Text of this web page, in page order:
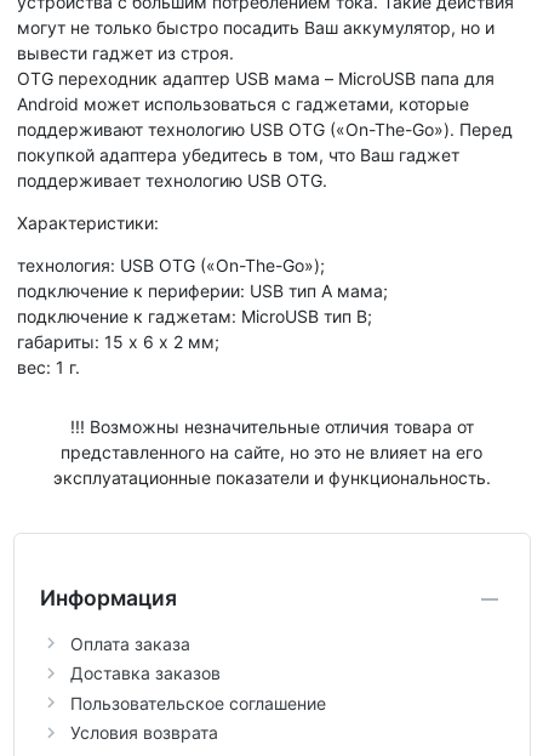
могут не только быстро посадить Ваш аккумулятор, но и
вывести гаджет из строя.
OTG переходник адаптер USB мама – MicroUSB папа для
Android может использоваться с гаджетами, которые
поддерживают технологию USB OTG («On-The-Go»). Перед
покупкой адаптера убедитесь в том, что Ваш гаджет
поддерживает технологию USB OTG.
Характеристики:
технология: USB OTG («On-The-Go»);
подключение к периферии: USB тип A мама;
подключение к гаджетам: MicroUSB тип B;
габариты: 15 х 6 х 2 мм;
вес: 1 г.
!!! Возможны незначительные отличия товара от
представленного на сайте, но это не влияет на его
эксплуатационные показатели и функциональность.
Информация
Оплата заказа
Доставка заказов
Пользовательское соглашение
Условия возврата